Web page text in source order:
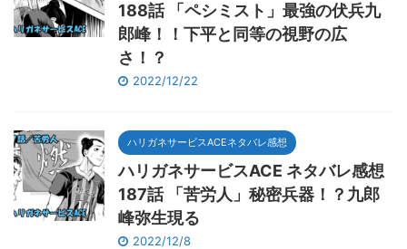
188話 「ペシミスト」最強の伏兵九
郎峰！！下平と同等の視野の広
さ！？
2022/12/22
ハリガネサービスACEネタバレ感想
ハリガネサービスACE ネタバレ感想
187話 「苦労人」秘密兵器！？九郎
峰弥生現る
2022/12/8